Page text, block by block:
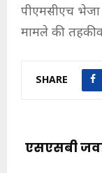
पीएमसीएच भेजा
मामले की
SHARE
एसएसबी